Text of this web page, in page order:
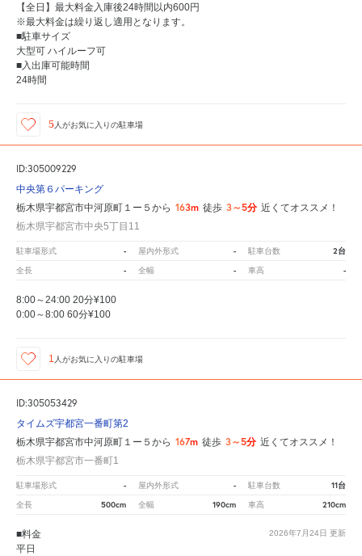
【全日】最大料金入庫後24時間以内600円
※最大料金は繰り返し適用となります。
■駐車サイズ
大型可 ハイルーフ可
■入出庫可能時間
24時間
5 人がお気に入りの駐車場
ID:305009229
中央第６パーキング
栃木県宇都宮市中河原町１ー５から 163m 徒歩 3～5分 近くてオススメ！
栃木県宇都宮市中央5丁目11
駐車場形式 - 屋内外形式 - 駐車台数 2台
全長 - 全幅 - 車高 -
8:00～24:00 20分¥100
0:00～8:00 60分¥100
1 人がお気に入りの駐車場
ID:305053429
タイムズ宇都宮一番町第2
栃木県宇都宮市中河原町１ー５から 167m 徒歩 3～5分 近くてオススメ！
栃木県宇都宮市一番町1
駐車場形式 - 屋内外形式 - 駐車台数 11台
全長 500cm 全幅 190cm 車高 210cm
2026年7月24日 更新
■料金
平日